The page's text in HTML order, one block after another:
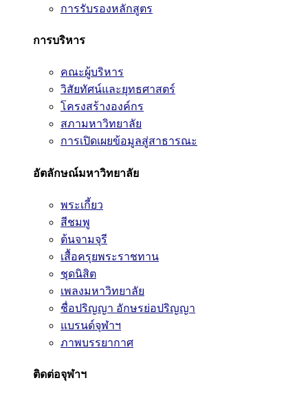
การรับรองหลักสูตร
การบริหาร
คณะผู้บริหาร
วิสัยทัศน์และยุทธศาสตร์
โครงสร้างองค์กร
สภามหาวิทยาลัย
การเปิดเผยข้อมูลสู่สาธารณะ
อัตลักษณ์มหาวิทยาลัย
พระเกี้ยว
สีชมพู
ต้นจามจุรี
เสื้อครุยพระราชทาน
ชุดนิสิต
เพลงมหาวิทยาลัย
ชื่อปริญญา อักษรย่อปริญญา
แบรนด์จุฬาฯ
ภาพบรรยากาศ
ติดต่อจุฬาฯ